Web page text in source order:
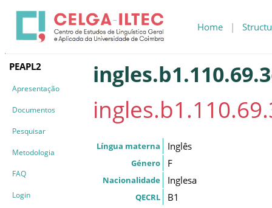
Home |
PEAPL2
Apresentação
Documentos
Pesquisar
Metodologia
FAQ
Login
Língua materna Inglês
Género F
Nacionalidade Inglesa
QECRL B1